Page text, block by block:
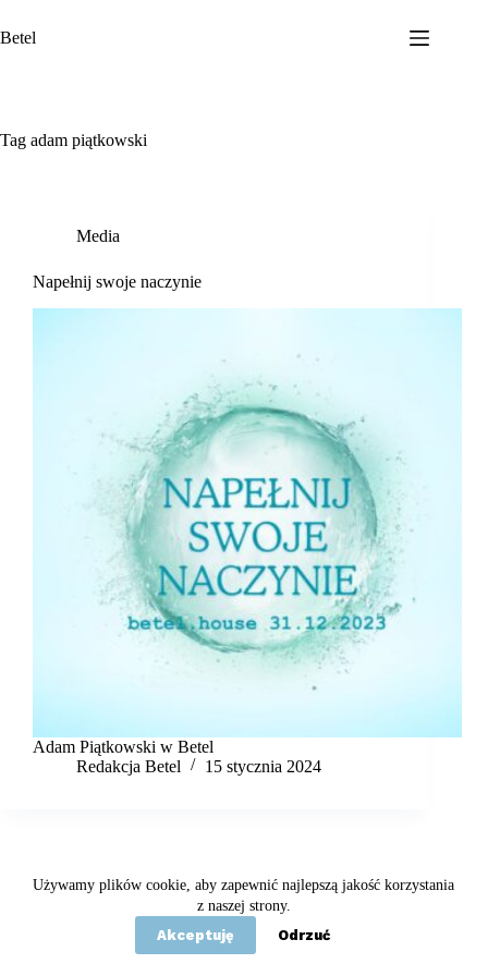
do
treści
Używamy plików cookie, aby zapewnić najlepszą jakość korzystania
z naszej strony.
Akceptuję
Odrzuć
Betel
Tag adam piątkowski
Media
Napełnij swoje naczynie
Adam Piątkowski w Betel
Redakcja Betel
15 stycznia 2024
Copyright © 2020 - 2026 Betel